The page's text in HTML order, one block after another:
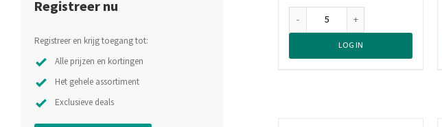
Neutral
Colour
LOG IN
Registreer nu
Registreer en krijg toegang tot:
Alle prijzen en kortingen
Het gehele assortiment
Exclusieve deals